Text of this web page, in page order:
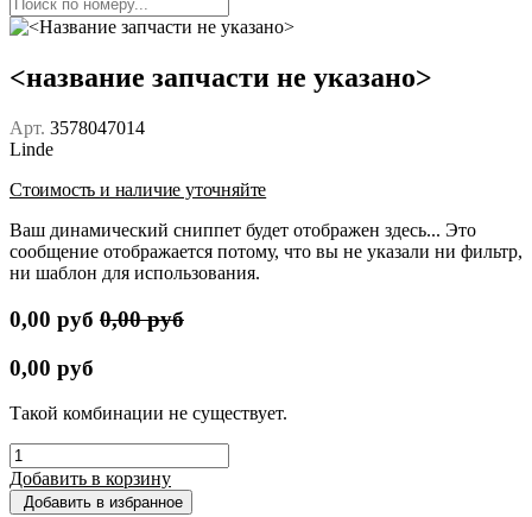
<название запчасти не указано>
Арт. 3578047014
Linde
Стоимость и наличие уточняйте
Ваш динамический сниппет будет отображен здесь... Это
сообщение отображается потому, что вы не указали ни фильтр,
ни шаблон для использования.
0,00 руб 0,00руб
0,00 руб
Такой комбинации не существует.
Добавить в корзину
Добавить в избранное